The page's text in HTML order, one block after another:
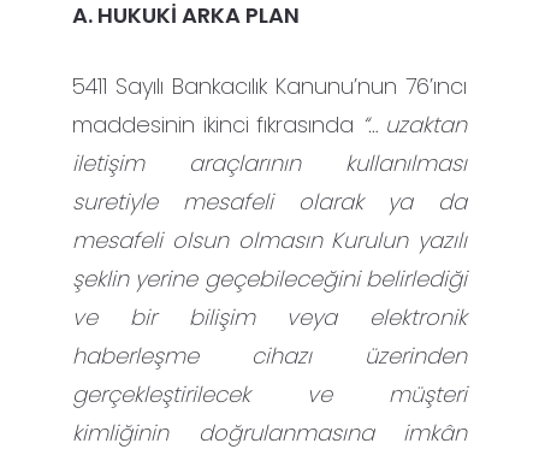
A. HUKUKİ ARKA PLAN
5411 Sayılı Bankacılık Kanunu’nun 76’ıncı
maddesinin ikinci fıkrasında “… uzaktan
iletişim araçlarının kullanılması
suretiyle mesafeli olarak ya da
mesafeli olsun olmasın Kurulun yazılı
şeklin yerine geçebileceğini belirlediği
ve bir bilişim veya elektronik
haberleşme cihazı üzerinden
gerçekleştirilecek ve müşteri
kimliğinin doğrulanmasına imkân